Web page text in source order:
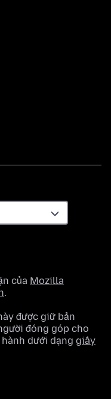
của Mozilla
.
được giữ bản
đóng góp cho
dưới dạng giấy